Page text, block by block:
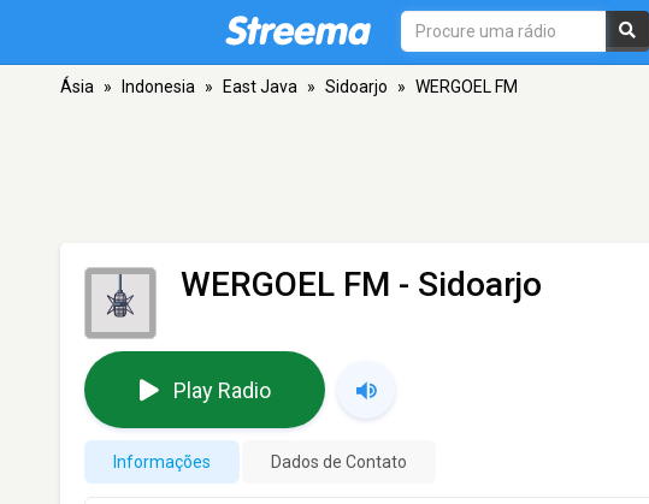
Ásia » Indonesia » East Java » Sidoarjo » WERGOEL FM
WERGOEL FM - Sidoarjo
Play Radio
Informações Dados de Contato